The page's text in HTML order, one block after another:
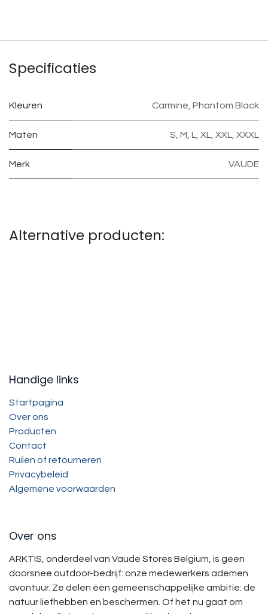
Specificaties
Kleuren Carmine Phantom Black
Maten S M L XL XXL XXXL
Merk VAUDE
Alternative producten:
Handige links
Startpagina
Over ons
Producten
Contact
Ruilen of retourneren
Privacybeleid
Algemene voorwaarden
Over ons
ARKTIS, onderdeel van Vaude Stores Belgium, is geen
doorsnee outdoor-bedrijf: onze medewerkers ademen
avontuur. Ze delen één gemeenschappelijke ambitie: de
natuur liefhebben en beschermen. Of het nu gaat om